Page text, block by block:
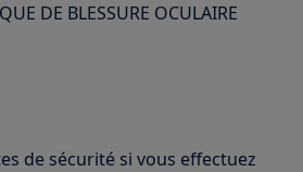
DE BLESSURE OCULAIRE
de sécurité si vous effectuez